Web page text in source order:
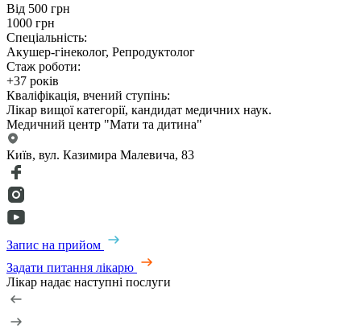
Від 500 грн
1000 грн
Спеціальність:
Акушер-гінеколог, Репродуктолог
Стаж роботи:
+37 років
Кваліфікація, вчений ступінь:
Лікар вищої категорії, кандидат медичних наук.
Медичний центр "Мати та дитина"
Київ, вул. Казимира Малевича, 83
Запис на прийом
Задати питання лікарю
Лікар надає наступні послуги